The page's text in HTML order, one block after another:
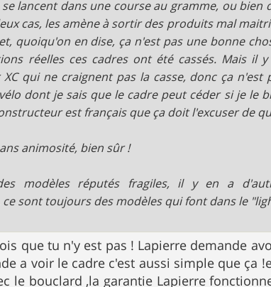
lancent dans une course au gramme, ou bien
cas, les amène à sortir des produits mal
quoiqu'on en dise, ça n'est pas une bonne
réelles ces cadres ont été cassés. Mais il
qui ne craignent pas la casse, donc ça n'est
dont je sais que le cadre peut céder si je le
est français que ça doit l'excuser de
animosité, bien sûr !
modèles réputés fragiles, il y en a
sont toujours des modèles qui font dans le
que tu n'y est pas ! Lapierre demande
a voir le cadre c'est aussi simple que ça
le bouclard ,la garantie Lapierre